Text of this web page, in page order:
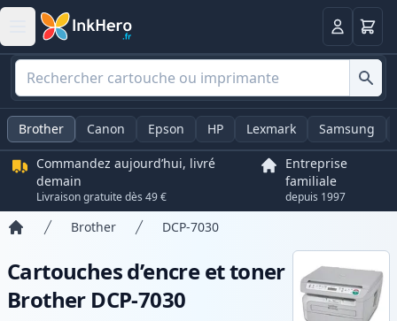
Panier
Brother Canon Epson HP Lexmark Samsung
Commandez aujourd’hui, livré
demain
Livraison gratuite dès 49 €
Entreprise
familiale
depuis 1997
Brother DCP-7030
Cartouches d’encre et toner
Brother DCP-7030